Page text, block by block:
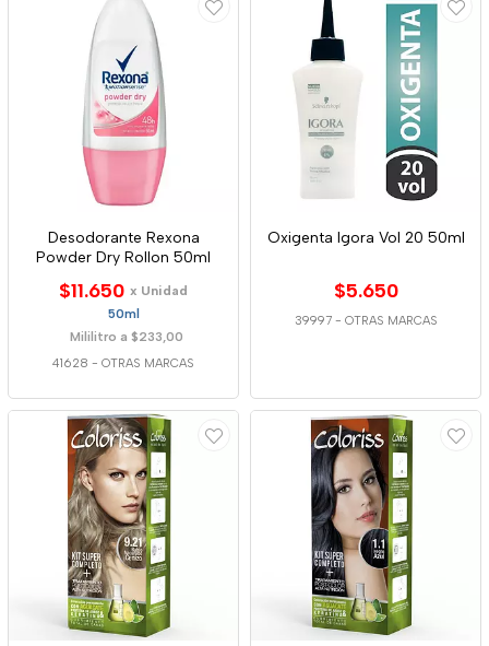
Desodorante Rexona
Powder Dry Rollon 50ml
$11.650 x Unidad
50ml
Mililitro a $233,00
41628 - OTRAS MARCAS
Oxigenta Igora Vol 20 50ml
$5.650
39997 - OTRAS MARCAS